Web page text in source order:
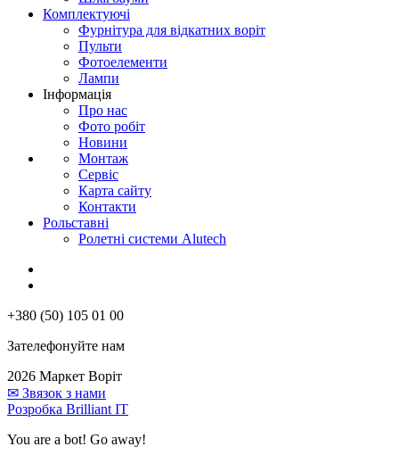
Комплектуючі
Фурнітура для відкатних воріт
Пульти
Фотоелементи
Лампи
Інформація
Про нас
Фото робіт
Новини
Монтаж
Сервіс
Карта сайту
Контакти
Рольставні
Ролетні системи Alutech
+380 (50) 105 01 00
Зателефонуйте нам
2026 Маркет Воріт
✉ Звязок з нами
Розробка Brilliant IT
You are a bot! Go away!